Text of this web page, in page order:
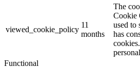
viewed_cookie_policy
11
months
The
Cookie
used to
has
Functional